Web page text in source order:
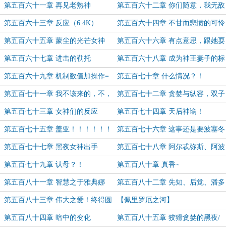
神
第五百六十一章 再见老熟神
（8K）
第五百六十二章 你们随意，我无敌
第五百六十三章 反应（6.4K） 第五百六十四章 不甘而悲愤的可怜
女神（6.8K）
第五百六十五章 蒙尘的光芒女神 第五百六十六章 有点意思，跟她耍
耍
第五百六十七章 进击的勒托 第五百六十八章 成为神王妻子的标
准
第五百六十九章 机制数值加操作=
无敌！
第五百七十章 什么情况？！
第五百七十一章 我不该来的，不，
你来的正是时候
第五百七十二章 贪婪与纵容，双子
孕育（9.4K，加更！）
第五百七十三章 女神们的反应 第五百七十四章 天后神谕！
第五百七十五章 盖亚！！！！！！ 第五百七十六章 这事还是要波塞冬
去做啊
第五百七十七章 黑夜女神出手 第五百七十八章 阿尔忒弥斯、阿波
罗
第五百七十九章 认母？！ 第五百八十章 真香~
第五百八十一章 智慧之于雅典娜 第五百八十二章 先知、后觉、潘多
第五百八十三章 伟大之爱！终得圆
满之爱！
【佩里罗厄之河】
第五百八十四章 暗中的变化 第五百八十五章 狡猾贪婪的黑夜/